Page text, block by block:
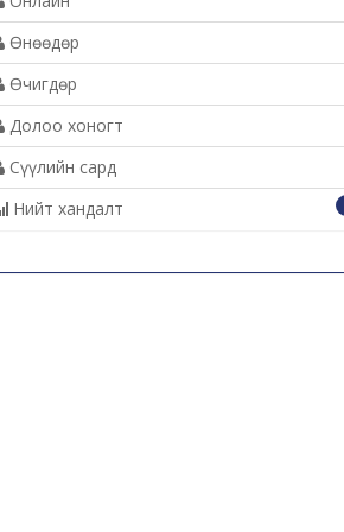
Өнөөдөр
Өчигдөр
Долоо хоногт
Сүүлийн сард
Нийт хандалт